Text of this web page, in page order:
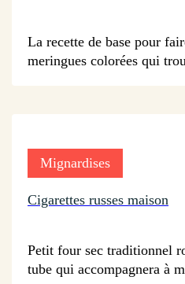
La recette de base pour
meringues colorées qui
Mignardises
Cigarettes russes maison
Petit four sec traditionnel
tube qui accompagnera à